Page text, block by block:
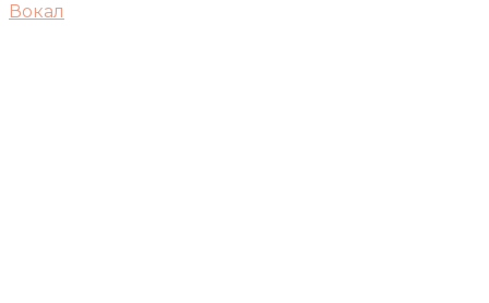
Вокал